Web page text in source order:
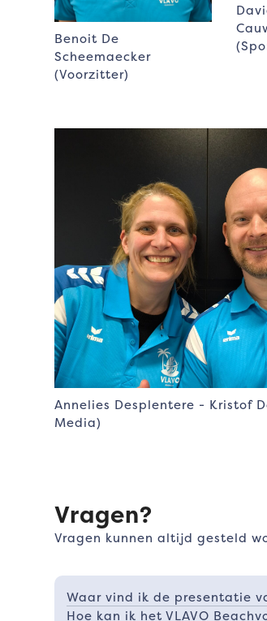
Benoit De
Scheemaecker
(Voorzitter)
Annelies Desplentere - Kristof
Media)
Vragen?
Vragen kunnen altijd gesteld
Waar vind ik de presentatie
Hoe kan ik het VLAVO